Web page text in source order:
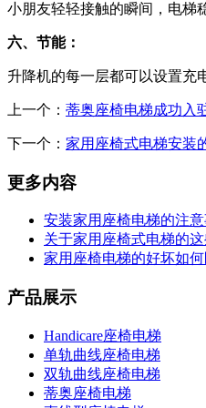
小朋友轻轻接触的瞬间，电梯
六、节能：
升降机的每一层都可以设置充
上一个： 蒂奥座椅电梯成功入
下一个： 家用座椅式电梯安装
更多内容
安装家用座椅电梯的注
关于家用座椅式电梯的
家用座椅电梯的好坏如
产品展示
Handicare座椅电梯
单轨曲线座椅电梯
双轨曲线座椅电梯
蒂奥座椅电梯